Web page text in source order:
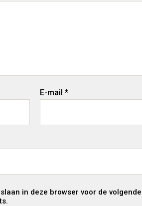
E-mail *
in deze browser voor de